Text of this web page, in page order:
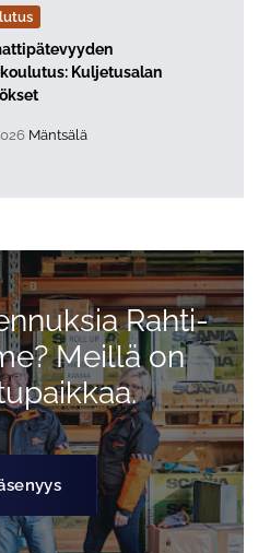
about event "
Kuljetusalan
päiväys:
Sijainti:
Mäntsälä
Rahti-
Meillä on